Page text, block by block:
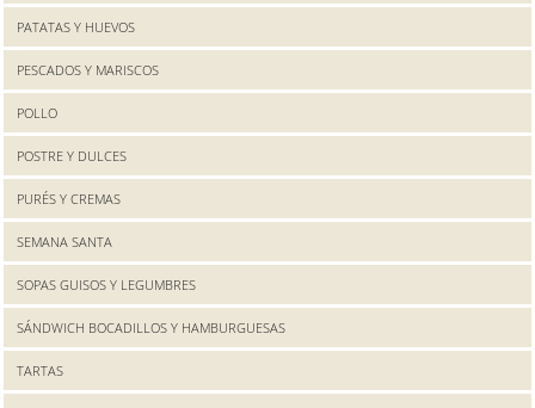
PATATAS Y HUEVOS
PESCADOS Y MARISCOS
POLLO
POSTRE Y DULCES
PURÉS Y CREMAS
SEMANA SANTA
SOPAS GUISOS Y LEGUMBRES
SÁNDWICH BOCADILLOS Y HAMBURGUESAS
TARTAS